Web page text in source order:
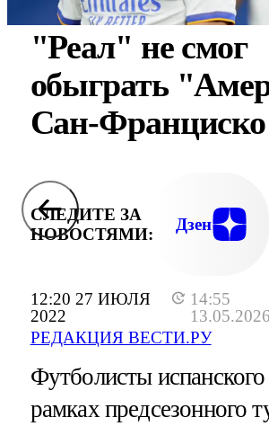
12:20 27 ИЮЛЯ
2022
14:55
13.05.2026
РЕДАКЦИЯ ВЕСТИ.РУ
"Реал" не смог
обыграть
Сан-Франциско
СЛЕДИТЕ ЗА
НОВОСТЯМИ:
Дзен
Футболисты
рамках предсезонного